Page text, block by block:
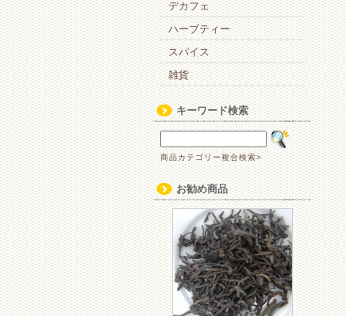
デカフェ
ハーブティー
スパイス
雑貨
キーワード検索
商品カテゴリー複合検索>
お勧め商品